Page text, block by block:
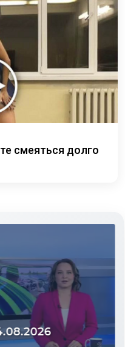
смеяться долго